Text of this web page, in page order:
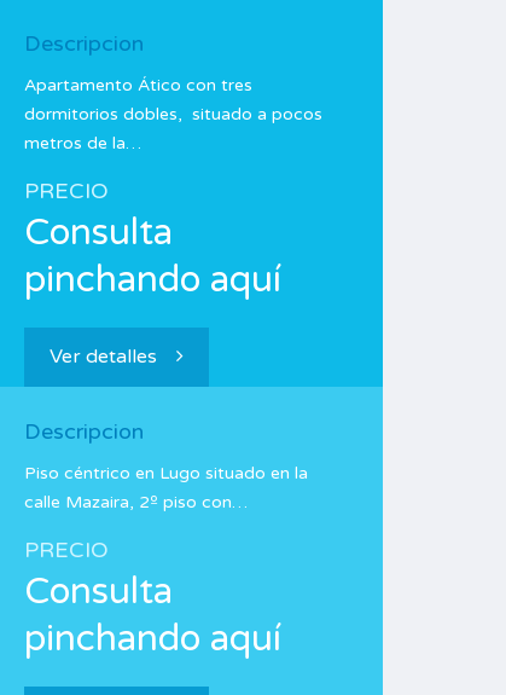
Descripcion
Apartamento Ático con tres
dormitorios dobles, situado a pocos
metros de la…
PRECIO
Consulta
pinchando aquí
Ver detalles
Descripcion
Piso céntrico en Lugo situado en la
calle Mazaira, 2º piso con…
PRECIO
Consulta
pinchando aquí